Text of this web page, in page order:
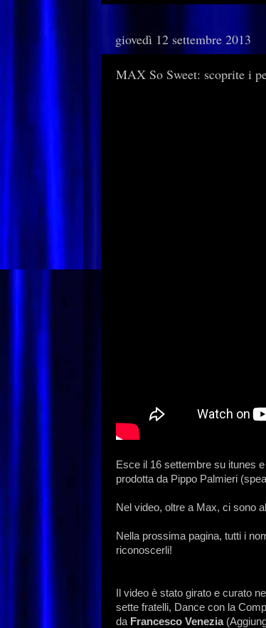
giovedì 12 settembre 2013
MAX So Sweet: scoprite i
Esce il 16 settembre su itunes
prodotta da Pippo Palmieri
Nel video, oltre a Max, ci sono
Nella prossima pagina, tutti i
riconoscerli!
Il video è stato girato e curato
sette fratelli, Dance con la
da Francesco Venezia